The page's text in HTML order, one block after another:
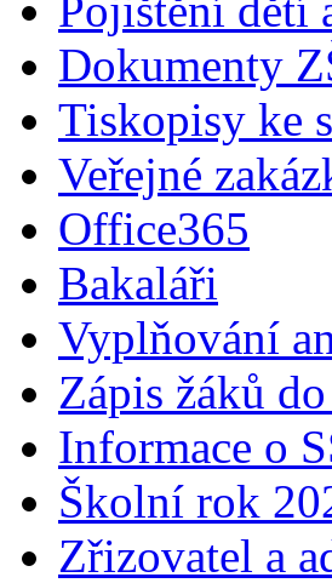
Dokumenty
Tiskopisy ke
Veřejné
Office365
Bakaláři
Vyplňování
Zápis žáků
Informace o
Školní rok
Zřizovatel a